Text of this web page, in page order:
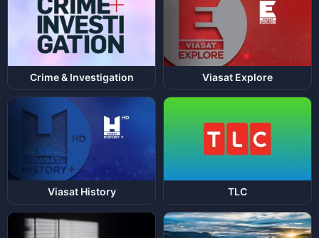
Crime & Investigation Viasat Explore
Viasat History TLC